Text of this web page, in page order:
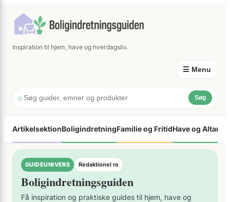
indhold
⌕ Søg
Inspiration til hjem, have og hverdagsliv.
☰ Menu
ArtikelsektionBoligindretningFamilie og FritidHave og Altan
GUIDEUNIVERS Redaktionel ro
Boligindretningsguiden
Få inspiration og praktiske guides til hjem, have og